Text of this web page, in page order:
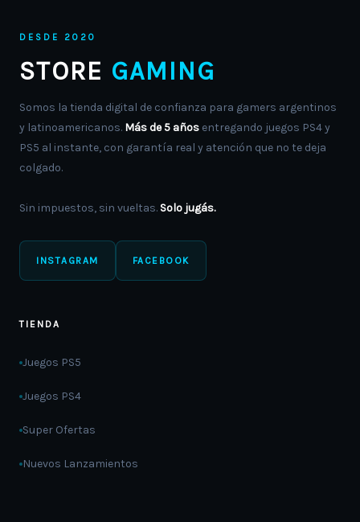
DESDE 2020
STORE GAMING
Somos la tienda digital de confianza para gamers argentinos
y latinoamericanos. Más de 5 años entregando juegos PS4 y
PS5 al instante, con garantía real y atención que no te deja
colgado.
Sin impuestos, sin vueltas. Solo jugás.
INSTAGRAM FACEBOOK
TIENDA
Juegos PS5
Juegos PS4
Super Ofertas
Nuevos Lanzamientos